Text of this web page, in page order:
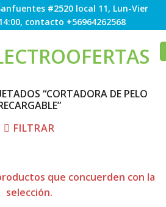
#2520 local 11, Lun-Vier
contacto +56964262568
“CORTADORA DE PELO
FILTRAR
que concuerden con la
selección.